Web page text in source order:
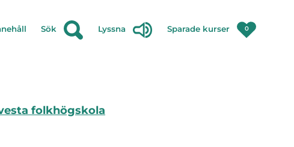
Sök Lyssna Sparade kurser 0
folkhögskola